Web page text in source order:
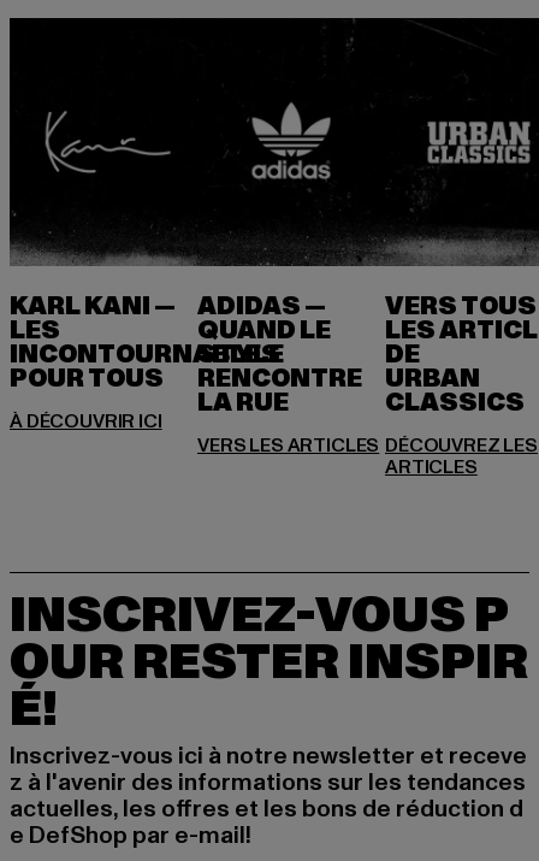
KARL KANI —
LES
INCONTOURNABLES
POUR TOUS
ADIDAS —
QUAND LE
STYLE
RENCONTRE
LA RUE
VERS TOUS
LES
DE
URBAN
DÉCOUVREZ LES
INSCRIVEZ-VOUS P
OUR RESTER INSPIR
É!
Inscrivez-vous ici à notre newsletter et receve
z à l'avenir des informations sur les tendances
actuelles, les offres et les bons de réduction d
e DefShop par e-mail!